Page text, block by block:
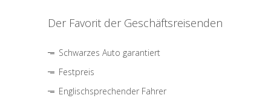
Der Favorit der Geschäftsreisenden
Schwarzes Auto garantiert
Festpreis
Englischsprechender Fahrer